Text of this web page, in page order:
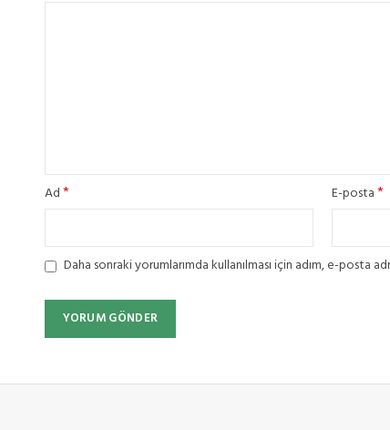
Ad* E-posta*
Daha sonraki yorumlarımda kullanılması için adım, e-posta